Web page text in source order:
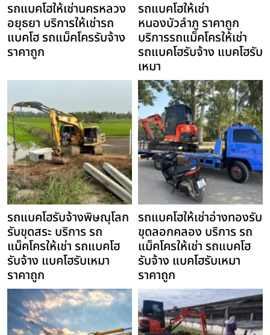
รถแบคโฮให้เช่านครหลวง
อยุธยา บริการให้เช่ารถ
แบคโฮ รถแม็คโครรับจ้าง
ราคาถูก
รถแบคโฮให้เช่า
หนองบัวลำภู ราคาถูก
บริการรถแม็คโครให้เช่า
รถแบคโฮรับจ้าง แบคโฮรับ
เหมา
รถแบคโฮรับจ้างพิษณุโลก
รับขุดสระ บริการ รถ
แม็คโครให้เช่า รถแบคโฮ
รับจ้าง แบคโฮรับเหมา
ราคาถูก
รถแบคโฮให้เช่าอ่างทองรับ
ขุดลอกคลอง บริการ รถ
แม็คโครให้เช่า รถแบคโฮ
รับจ้าง แบคโฮรับเหมา
ราคาถูก